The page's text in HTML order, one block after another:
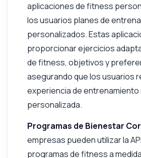
aplicaciones de fitness
los usuarios planes de
personalizados. Estas
proporcionar ejercicios
de fitness, objetivos y
asegurando que los usuarios
experiencia de entrenamiento
personalizada.
Programas de Bienestar
empresas pueden utilizar la
programas de fitness a